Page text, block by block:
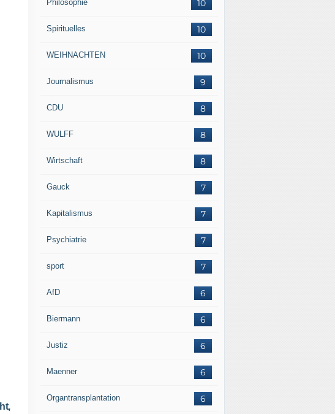
10
Philosophie
10
Spirituelles
10
WEIHNACHTEN
9
Journalismus
8
CDU
8
WULFF
8
Wirtschaft
7
Gauck
7
Kapitalismus
7
Psychiatrie
7
sport
6
AfD
6
Biermann
6
Justiz
6
Maenner
6
Organtransplantation